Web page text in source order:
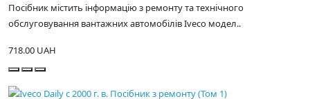
Посібник містить інформацію з ремонту та технічного
обслуговування вантажних автомобілів Iveco модел..
718.00 UAH